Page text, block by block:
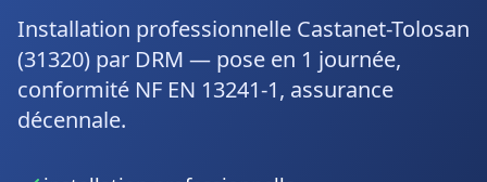
Installation professionnelle Castanet-Tolosan
(31320) par DRM — pose en 1 journée,
conformité NF EN 13241-1, assurance
décennale.